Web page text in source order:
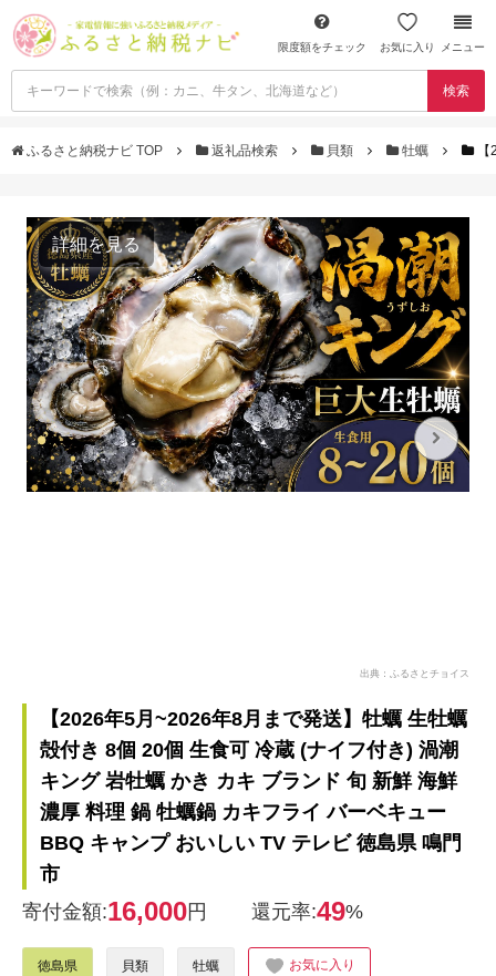
限度額をチェック お気に入り メニュー
検索
ふるさと納税ナビ TOP 返礼品検索 貝類 牡蠣
詳細を見る
出典：ふるさとチョイス
【2026年5月~2026年8月まで発送】牡蠣 生牡蠣
殻付き 8個 20個 生食可 冷蔵 (ナイフ付き) 渦潮
キング 岩牡蠣 かき カキ ブランド 旬 新鮮 海鮮
濃厚 料理 鍋 牡蠣鍋 カキフライ バーベキュー
BBQ キャンプ おいしい TV テレビ 徳島県 鳴門
市
寄付金額:16,000円 還元率:49%
徳島県 貝類 牡蠣 お気に入り